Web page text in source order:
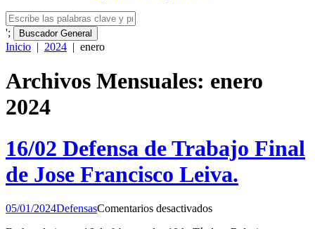
'; Buscador General
Inicio | 2024 | enero
Archivos Mensuales: enero
2024
16/02 Defensa de Trabajo Final
de Jose Francisco Leiva.
05/01/2024DefensasComentarios desactivadosen